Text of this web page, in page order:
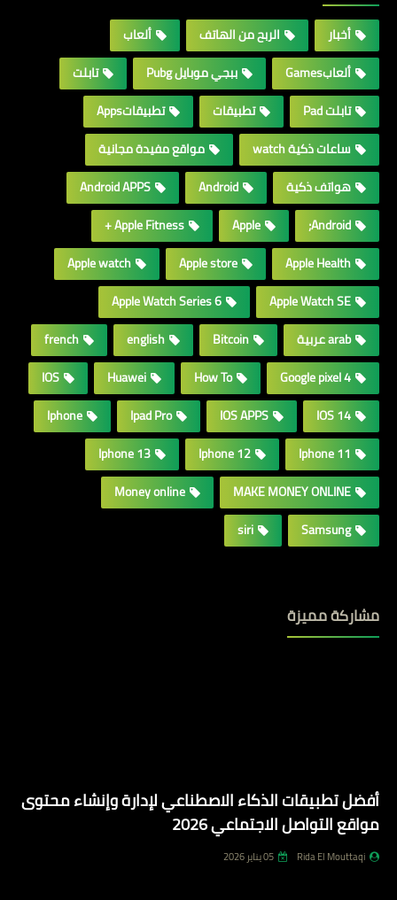
أخبار الربح من الهاتف
ألعاب
ألعابGames
ببجي موبايل Pubg
تابلت
تابلت Pad
تطبيقات
تطبيقاتApps
ساعات ذكية watch
مواقع مفيدة مجانية
هواتف ذكية
Android
Android APPS
Android;
Apple
Apple Fitness +
Apple Health
Apple store
Apple watch
Apple Watch SE
Apple Watch Series 6
arab عربية
Bitcoin
english
french
Google pixel 4
How To
Huawei
IOS
IOS 14
IOS APPS
Ipad Pro
Iphone
Iphone 11
Iphone 12
Iphone 13
MAKE MONEY ONLINE
Money online
Samsung
siri
مشاركة مميزة
أفضل تطبيقات الذكاء الاصطناعي لإدارة وإنشاء محتوى
مواقع التواصل الاجتماعي 2026
Rida El Mouttaqi 05 يناير 2026